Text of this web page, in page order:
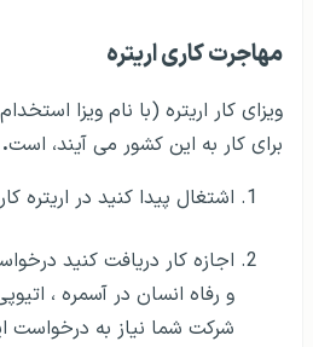
مهاجرت کاری اریتره
ویزای کار اریتره (با نام ویزا
برای کار به این کشور می آیند، است.
اشتغال پیدا کنید در اریتره
اجازه کار دریافت کنید
و رفاه انسان در آسمره ،
شرکت شما نیاز به درخواست